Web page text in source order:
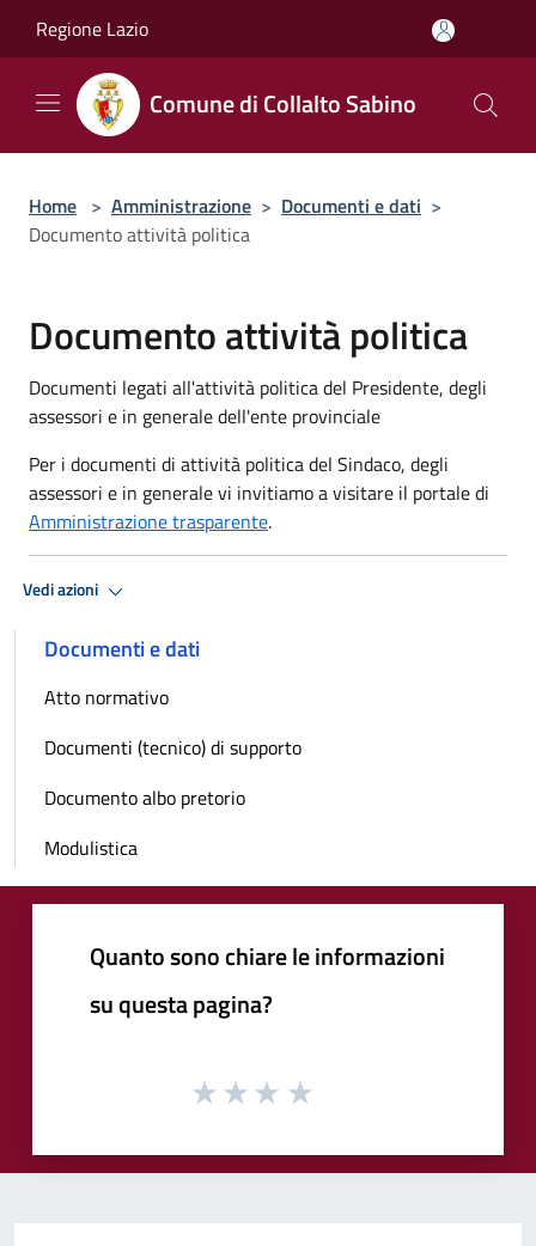
Regione Lazio
Comune di Collalto Sabino
Home > Amministrazione > Documenti e dati >
Documento attività politica
Documento attività politica
Documenti legati all'attività politica del Presidente, degli
assessori e in generale dell'ente provinciale
Per i documenti di attività politica del Sindaco, degli
assessori e in generale vi invitiamo a visitare il portale di
Amministrazione trasparente.
Vedi azioni
Documenti e dati
Atto normativo
Documenti (tecnico) di supporto
Documento albo pretorio
Modulistica
Quanto sono chiare le informazioni
su questa pagina?